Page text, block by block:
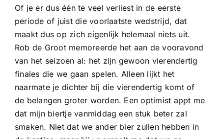
Of je er dus één te veel verliest in de eerste
periode of juist die voorlaatste wedstrijd, dat
maakt dus op zich eigenlijk helemaal niets uit.
Rob de Groot memoreerde het aan de vooravond
van het seizoen al: het zijn gewoon vierendertig
finales die we gaan spelen. Alleen lijkt het
naarmate je dichter bij die vierendertig komt of
de belangen groter worden. Een optimist appt me
dat mijn biertje vanmiddag een stuk beter zal
smaken. Niet dat we ander bier zullen hebben in